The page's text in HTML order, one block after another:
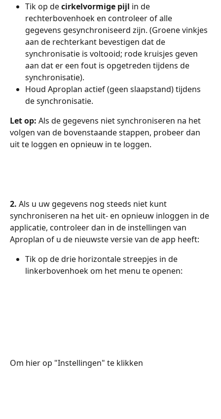
Tik op de cirkelvormige pijl in de
rechterbovenhoek en controleer of alle
gegevens gesynchroniseerd zijn. (Groene vinkjes
aan de rechterkant bevestigen dat de
synchronisatie is voltooid; rode kruisjes geven
aan dat er een fout is opgetreden tijdens de
synchronisatie).
Houd Aproplan actief (geen slaapstand) tijdens
de synchronisatie.
Let op: Als de gegevens niet synchroniseren na het
volgen van de bovenstaande stappen, probeer dan
uit te loggen en opnieuw in te loggen.
2. Als u uw gegevens nog steeds niet kunt
synchroniseren na het uit- en opnieuw inloggen in de
applicatie, controleer dan in de instellingen van
Aproplan of u de nieuwste versie van de app heeft:
Tik op de drie horizontale streepjes in de
linkerbovenhoek om het menu te openen:
Om hier op "Instellingen" te klikken